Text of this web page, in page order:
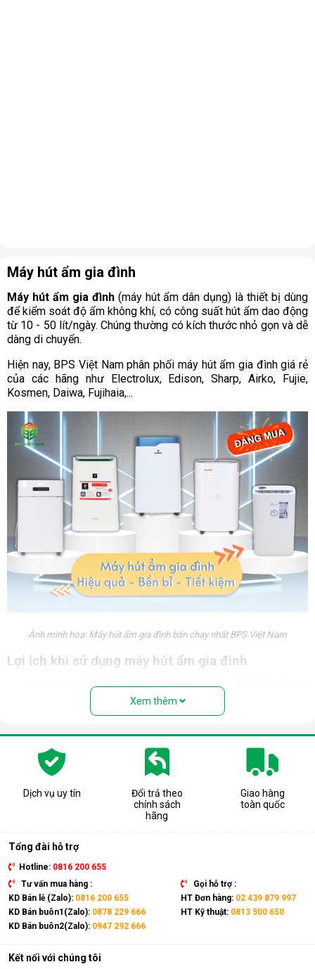
Máy hút ẩm gia đình
Máy hút ẩm gia đình(máy hút ẩm dân dụng) là thiết bị dùng
để kiểm soát độ ẩm không khí, có công suất hút ẩm dao động
từ 10 - 50 lít/ngày. Chúng thường có kích thước nhỏ gọn và dễ
dàng di chuyển.
Hiện nay, BPS Việt Nam phân phối máy hút ẩm gia đình giá rẻ
của các hãng như Electrolux, Edison, Sharp, Airko, Fujie,
Kosmen, Daiwa, Fujihaia,...
Ảnh minh hoạ: Máy hút ẩm gia đình bán chạy nhất BPS Việt Nam
Lợi ích khi sử dụng máy hút ẩm gia đình
Giữ cho nhà cửa luôn khô thoáng, tránh khỏi tình trạng
trơn trượt trong những ngày nồm ẩm.
Ngăn chặn tình trạng nấm mốc, hạn chế sự phát triển
khỏe, ngăn ngừa các bệnh về đường hô hấp, viêm mũi,
dị ứng thường gặp.
Bảo quản các thiết bị điện, đồ dùng trong nhà tránh tiếp
toàn khi sử dụng.
Hỗ trợ sấy khô quần áo, giày dép,... nhanh chóng trong
những ngày mưa ẩm. Ngăn chặn nấm mốc, vi khuẩn, mùi
hôi và chất gây dị ứng bám trên quần áo.
Xem thêm
Dịch vụ uy tín
Đổi trả theo
chính sách
hãng
Giao hàng
toàn quốc
Tổng đài hỗ trợ
Hotline: 0816 200 655
Tư vấn mua hàng :
KD Bán lẻ (Zalo): 0816 200 655
KD Bán buôn1(Zalo): 0878 229 666
KD Bán buôn2(Zalo): 0947 292 666
Gọi hỗ trợ :
HT Đơn hàng: 02 439 879 997
HT Kỹ thuật: 0813 500 650
Kết nối với chúng tôi